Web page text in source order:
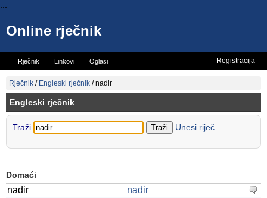
...
Online rječnik
Rječnik Linkovi Oglasi
Vicevi Mini rječnik
Registracija
Rječnik / Engleski rječnik /nadir
Engleski rječnik
Traži Unesi riječ
Domaći
nadir
nadir